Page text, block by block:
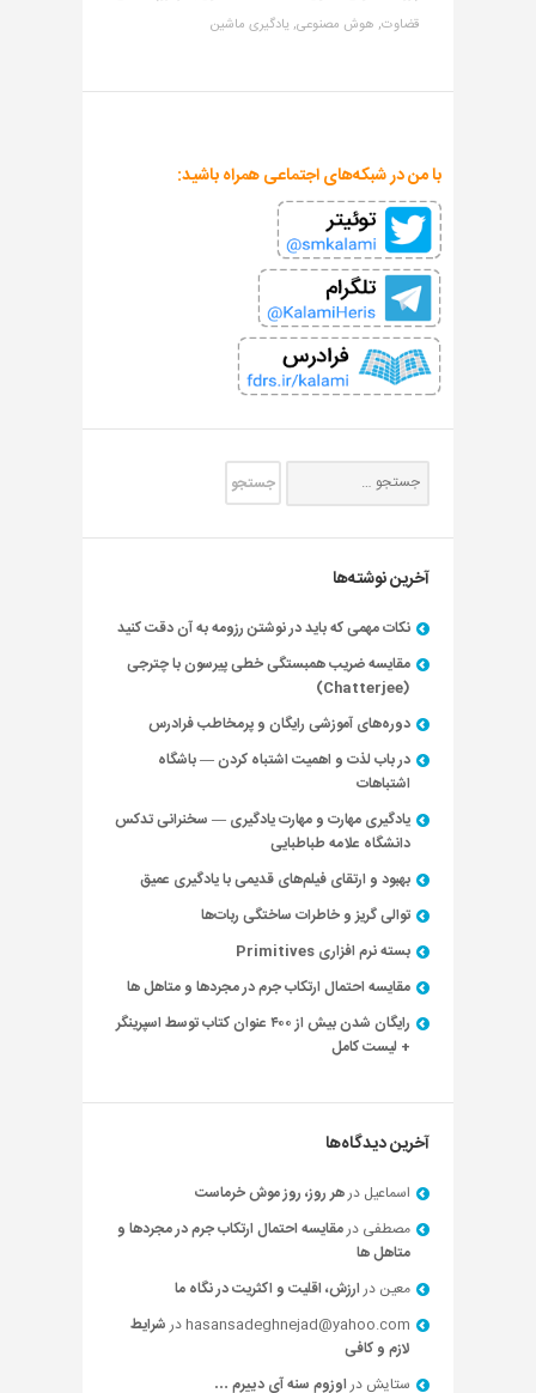
قضاوت, هوش مصنوعی, یادگیری ماشین
با من در شبکه‌های اجتماعی همراه باشید:
آخرین نوشته‌ها
نکات مهمی که باید در نوشتن رزومه به آن دقت کنید
مقایسه ضریب همبستگی خطی پیرسون با چترجی
(Chatterjee)
دوره‌های آموزشی رایگان و پرمخاطب فرادرس
در باب لذت و اهمیت اشتباه کردن — باشگاه
اشتباهات
یادگیری مهارت و مهارت یادگیری — سخنرانی تدکس
دانشگاه علامه طباطبایی
بهبود و ارتقای فیلم‌های قدیمی با یادگیری عمیق
توالی گریز و خاطرات ساختگی ربات‌ها
بسته نرم افزاری Primitives
مقایسه احتمال ارتکاب جرم در مجردها و متاهل ها
رایگان شدن بیش از ۴۰۰ عنوان کتاب توسط اسپرینگر
+ لیست کامل
آخرین دیدگاه‌ها
اسماعیل درهر روز، روز موش خرماست
مصطفی درمقایسه احتمال ارتکاب جرم در مجردها و
متاهل ها
معین درارزش، اقلیت و اکثریت در نگاه ما
hasansadeghnejad@yahoo.com درشرایط
لازم و کافی
ستایش دراوزوم سنه آی دییرم …